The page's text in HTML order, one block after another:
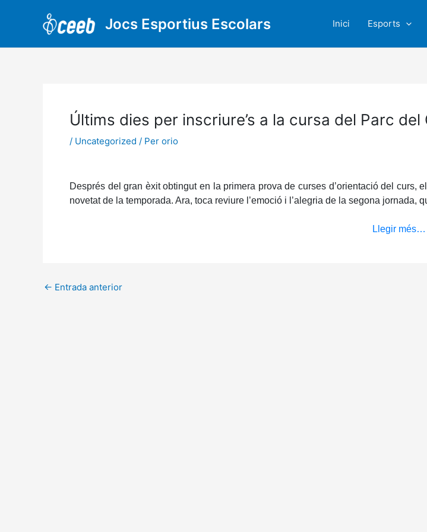
Jocs Esportius Escolars Inici Esports
Últims dies per inscriure’s a la cursa del Parc del
/ Uncategorized / Per orio
Després del gran èxit obtingut en la primera prova de curses d’orientació del
novetat de la temporada. Ara, toca reviure l’emoció i l’alegria de la segona jornada,
Llegir més…
← Entrada anterior